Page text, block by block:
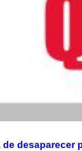
desaparecer